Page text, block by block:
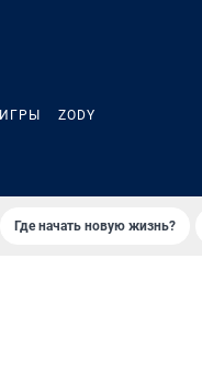
ИГРЫ ZODY
Где начать новую жизнь?